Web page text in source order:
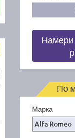
Намери
По
Марка